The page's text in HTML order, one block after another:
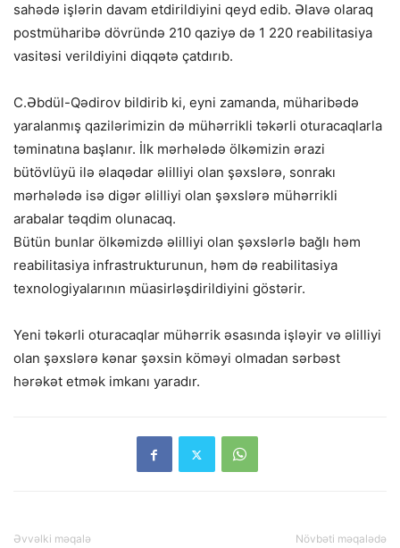
sahədə işlərin davam etdirildiyini qeyd edib. Əlavə olaraq
postmüharibə dövründə 210 qaziyə də 1 220 reabilitasiya
vasitəsi verildiyini diqqətə çatdırıb.
C.Əbdül-Qədirov bildirib ki, eyni zamanda, müharibədə
yaralanmış qazilərimizin də mühərrikli təkərli oturacaqlarla
təminatına başlanır. İlk mərhələdə ölkəmizin ərazi
bütövlüyü ilə əlaqədar əlilliyi olan şəxslərə, sonrakı
mərhələdə isə digər əlilliyi olan şəxslərə mühərrikli
arabalar təqdim olunacaq.
Bütün bunlar ölkəmizdə əlilliyi olan şəxslərlə bağlı həm
reabilitasiya infrastrukturunun, həm də reabilitasiya
texnologiyalarının müasirləşdirildiyini göstərir.
Yeni təkərli oturacaqlar mühərrik əsasında işləyir və əlilliyi
olan şəxslərə kənar şəxsin köməyi olmadan sərbəst
hərəkət etmək imkanı yaradır.
Əvvəlki məqalə Növbəti məqalədə